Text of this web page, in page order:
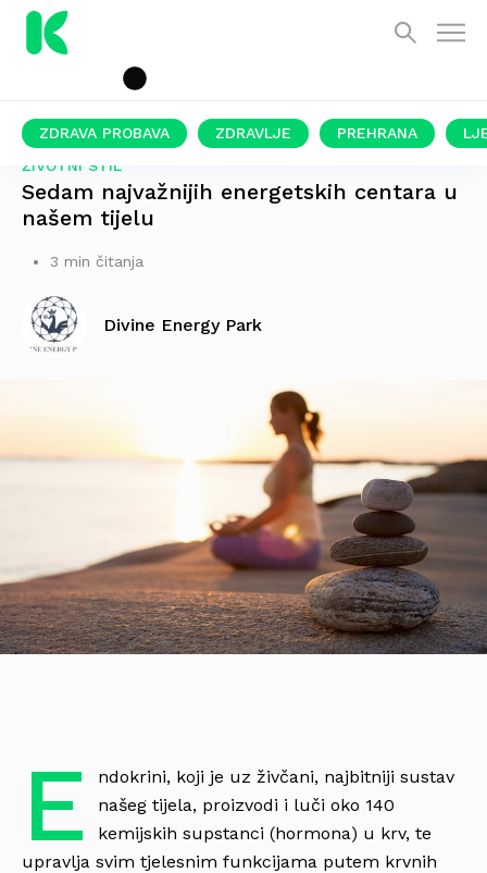
ZDRAVA PROBAVA ZDRAVLJE PREHRANA
ŽIVOTNI STIL
Sedam najvažnijih energetskih centara u
našem tijelu
3 min čitanja
Divine Energy Park
E
ndokrini, koji je uz živčani, najbitniji sustav
našeg tijela, proizvodi i luči oko 140
kemijskih supstanci (hormona) u krv, te
upravlja svim tjelesnim funkcijama putem krvnih